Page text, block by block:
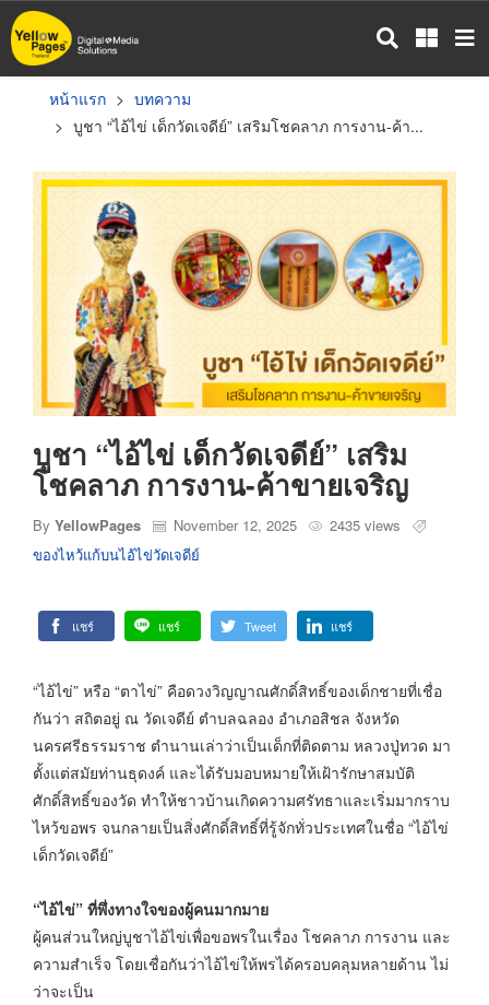
ข้าม
ไป
หน้าแรก
บทความ
บูชา “ไอ้ไข่ เด็กวัดเจดีย์” เสริมโชคลาภ การงาน-ค้า...
บูชา “ไอ้ไข่ เด็กวัดเจดีย์” เสริม
โชคลาภ การงาน-ค้าขายเจริญ
By YellowPages November 12, 2025
2435 views
ของไหว้แก้บนไอ้ไข่วัดเจดีย์
แชร์ แชร์ Tweet แชร์
“ไอ้ไข่” หรือ “ตาไข่” คือดวงวิญญาณศักดิ์สิทธิ์ของเด็กชายที่เชื่อ
กันว่า สถิตอยู่ ณ วัดเจดีย์ ตำบลฉลอง อำเภอสิชล จังหวัด
นครศรีธรรมราช ตำนานเล่าว่าเป็นเด็กที่ติดตาม หลวงปู่ทวด มา
ตั้งแต่สมัยท่านธุดงค์ และได้รับมอบหมายให้เฝ้ารักษาสมบัติ
ศักดิ์สิทธิ์ของวัด ทำให้ชาวบ้านเกิดความศรัทธาและเริ่มมากราบ
ไหว้ขอพร จนกลายเป็นสิ่งศักดิ์สิทธิ์ที่รู้จักทั่วประเทศในชื่อ “ไอ้ไข่
เด็กวัดเจดีย์”
“ไอ้ไข่” ที่พึ่งทางใจของผู้คนมากมาย
ผู้คนส่วนใหญ่บูชาไอ้ไข่เพื่อขอพรในเรื่อง โชคลาภ การงาน และ
ความสำเร็จ โดยเชื่อกันว่าไอ้ไข่ให้พรได้ครอบคลุมหลายด้าน ไม่
ว่าจะเป็น